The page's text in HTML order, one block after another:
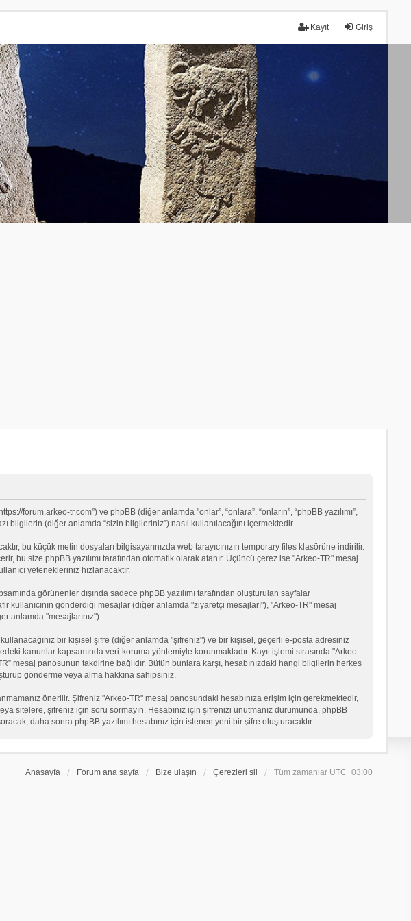
Giriş
Kayıt
forum.arkeo-tr.com”) ve phpBB (diğer anlamda "onlar”, “onlara”, “onların”, “phpBB yazılımı”,
bilgilerin (diğer anlamda “sizin bilgileriniz”) nasıl kullanılacağını içermektedir.
bu küçük metin dosyaları bilgisayarınızda web tarayıcınızın temporary files klasörüne indirilir.
bu size phpBB yazılımı tarafından otomatik olarak atanır. Üçüncü çerez ise "Arkeo-TR" mesaj
yetenekleriniz hızlanacaktır.
görünenler dışında sadece phpBB yazılımı tarafından oluşturulan sayfalar
kullanıcının gönderdiği mesajlar (diğer anlamda "ziyaretçi mesajları"), "Arkeo-TR" mesaj
anlamda "mesajlarınız").
kullanacağınız bir kişisel şifre (diğer anlamda "şifreniz") ve bir kişisel, geçerli e-posta adresiniz
kanunlar kapsamında veri-koruma yöntemiyle korunmaktadır. Kayıt işlemi sırasında "Arkeo-
mesaj panosunun takdirine bağlıdır. Bütün bunlara karşı, hesabınızdaki hangi bilgilerin herkes
gönderme veya alma hakkına sahipsiniz.
önerilir. Şifreniz "Arkeo-TR" mesaj panosundaki hesabınıza erişim için gerekmektedir,
sitelere, şifreniz için soru sormayın. Hesabınız için şifrenizi unutmanız durumunda, phpBB
daha sonra phpBB yazılımı hesabınız için istenen yeni bir şifre oluşturacaktır.
Anasayfa Forum ana sayfa Bize ulaşın Çerezleri sil Tüm zamanlar UTC+03:00